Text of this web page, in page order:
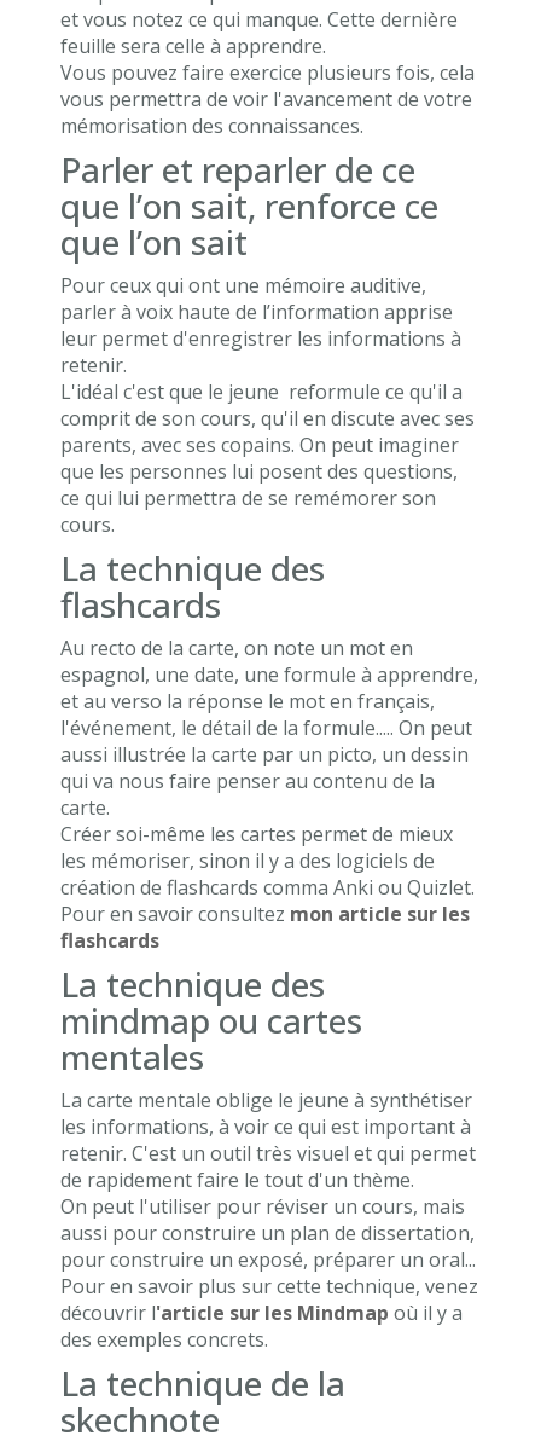
et vous notez ce qui manque. Cette dernière
feuille sera celle à apprendre.
Vous pouvez faire exercice plusieurs fois, cela
vous permettra de voir l'avancement de votre
mémorisation des connaissances.
Parler et reparler de ce
que l’on sait, renforce ce
que l’on sait
Pour ceux qui ont une mémoire auditive,
parler à voix haute de l’information apprise
leur permet d'enregistrer les informations à
retenir.
L'idéal c'est que le jeune reformule ce qu'il a
comprit de son cours, qu'il en discute avec ses
parents, avec ses copains. On peut imaginer
que les personnes lui posent des questions,
ce qui lui permettra de se remémorer son
cours.
La technique des
flashcards
Au recto de la carte, on note un mot en
espagnol, une date, une formule à apprendre,
et au verso la réponse le mot en français,
l'événement, le détail de la formule..... On peut
aussi illustrée la carte par un picto, un dessin
qui va nous faire penser au contenu de la
carte.
Créer soi-même les cartes permet de mieux
les mémoriser, sinon il y a des logiciels de
création de flashcards comma Anki ou Quizlet.
Pour en savoir consultez mon article sur les
flashcards
La technique des
mindmap ou cartes
mentales
La carte mentale oblige le jeune à synthétiser
les informations, à voir ce qui est important à
retenir. C'est un outil très visuel et qui permet
de rapidement faire le tout d'un thème.
On peut l'utiliser pour réviser un cours, mais
aussi pour construire un plan de dissertation,
pour construire un exposé, préparer un oral...
Pour en savoir plus sur cette technique, venez
découvrir l'article sur les Mindmap où il y a
des exemples concrets.
La technique de la
skechnote